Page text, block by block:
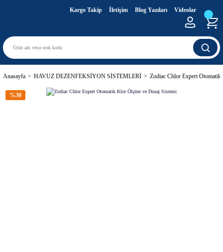
Kargo Takip İletişim Blog Yazıları Videolar
Anasayfa HAVUZ DEZENFEKSİYON SİSTEMLERİ Zodiac Chlor Expert
%30